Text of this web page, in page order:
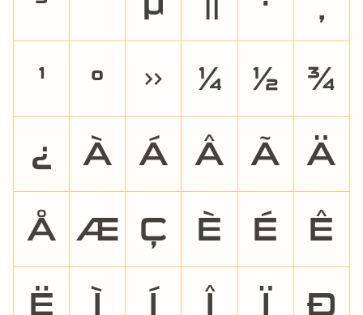
¹
º » ¼ ½
¾
¿
À Á Â Ã
Ä
Å Æ Ç È É
Ê
Ë
Ì Í Î Ï
Ð